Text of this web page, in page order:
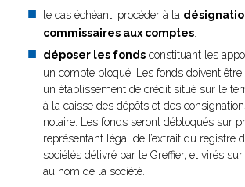
le cas échéant, procéder à la
commissaires aux comptes
déposer les fonds constituant les
un compte bloqué. Les fonds doivent
un établissement de crédit situé sur le
à la caisse des dépôts et des
notaire. Les fonds seront débloqués sur
représentant légal de l’extrait du registre
sociétés délivré par le Greffier, et virés
au nom de la société.